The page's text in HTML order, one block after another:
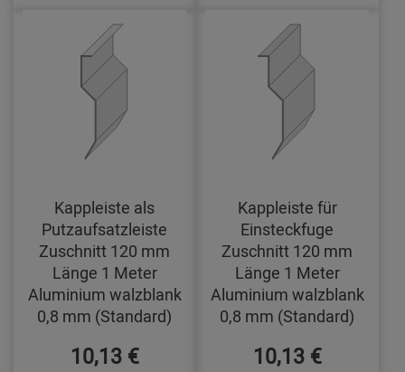
Kappleiste als
Putzaufsatzleiste
Zuschnitt 120 mm
Länge 1 Meter
Aluminium walzblank
0,8 mm (Standard)
10,13 €
Kappleiste für
Einsteckfuge
Zuschnitt 120 mm
Länge 1 Meter
Aluminium walzblank
0,8 mm (Standard)
10,13 €